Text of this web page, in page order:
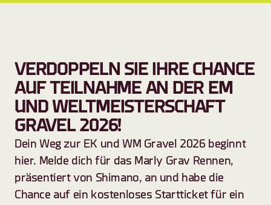
VERDOPPELN SIE IHRE CHANCE
AUF TEILNAHME AN DER EM
UND WELTMEISTERSCHAFT
GRAVEL 2026!
Dein Weg zur EK und WM Gravel 2026 beginnt
hier. Melde dich für das Marly Grav Rennen,
präsentiert von Shimano, an und habe die
Chance auf ein kostenloses Startticket für ein